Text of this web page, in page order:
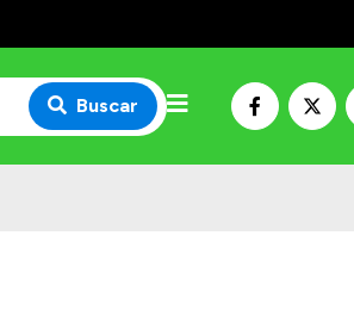
Buscar